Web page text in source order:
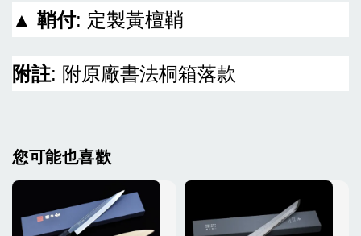
▲ 鞘付: 定製黃檀鞘
附註: 附原廠書法桐箱落款
您可能也喜歡